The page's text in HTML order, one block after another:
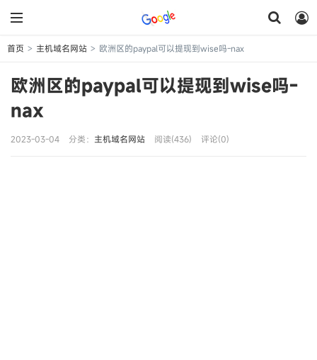
首页 > 主机域名网站 > 欧洲区的paypal可以提现到wise吗-nax
欧洲区的paypal可以提现到wise吗-
nax
2023-03-04 分类： 主机域名网站 阅读(436) 评论(0)